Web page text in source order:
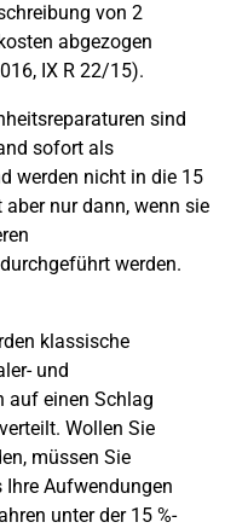
von 2
abgezogen
IX R 22/15).
sind
sofort als
werden nicht in die 15
aber nur dann, wenn sie
werden.
klassische
und
auf einen Schlag
Wollen Sie
müssen Sie
Aufwendungen
unter der 15 %-